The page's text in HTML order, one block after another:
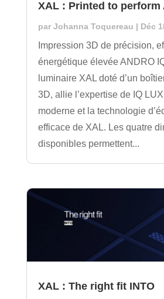
XAL : Printed to perform
par Johanna Toquereau | Déc
Impression 3D de précision,
énergétique élevée ANDRO
luminaire XAL doté d’un
3D, allie l’expertise de IQ
moderne et la technologie
efficace de XAL. Les quatre
disponibles permettent...
XAL : The right fit INTO